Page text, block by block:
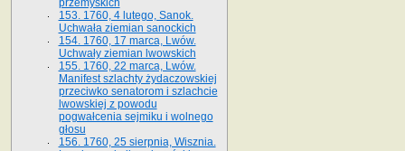
przemyskich
153. 1760, 4 lutego, Sanok.
Uchwała ziemian sanockich
154. 1760, 17 marca, Lwów.
Uchwały ziemian lwowskich
155. 1760, 22 marca, Lwów.
Manifest szlachty żydaczowskiej
przeciwko senatorom i szlachcie
lwowskiej z po­wodu
pogwałcenia sejmiku i wolnego
głosu
156. 1760, 25 sierpnia, Wisznia.